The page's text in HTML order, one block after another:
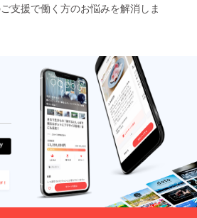
に反す
反する
内容な
どはお
受けで
きませ
ん）
時、必
ず備考
をご記
入くだ
さい）
（※労働
組合と
いう性
質上、
企業様
ではな
く個人
の方か
らのご
支援の
みを受
支援で働く方のお悩みを解消しま